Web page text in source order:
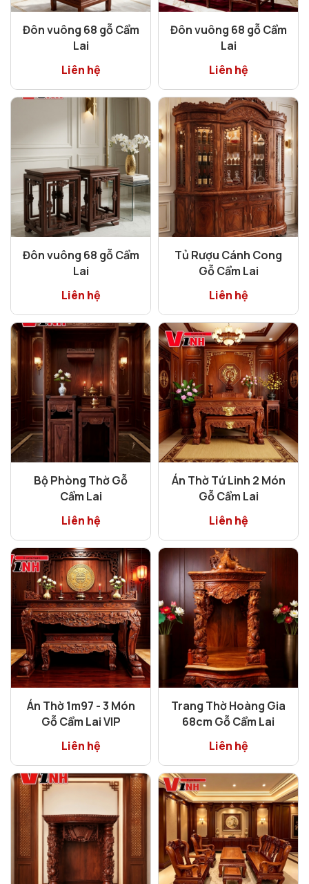
Đôn vuông 68 gỗ Cẩm
Lai
Liên hệ
Đôn vuông 68 gỗ Cẩm
Lai
Liên hệ
Đôn vuông 68 gỗ Cẩm
Lai
Liên hệ
Tủ Rượu Cánh Cong
Gỗ Cẩm Lai
Liên hệ
Bộ Phòng Thờ Gỗ
Cẩm Lai
Liên hệ
Án Thờ Tứ Linh 2 Món
Gỗ Cẩm Lai
Liên hệ
Án Thờ 1m97 - 3 Món
Gỗ Cẩm Lai VIP
Liên hệ
Trang Thờ Hoàng Gia
68cm Gỗ Cẩm Lai
Liên hệ